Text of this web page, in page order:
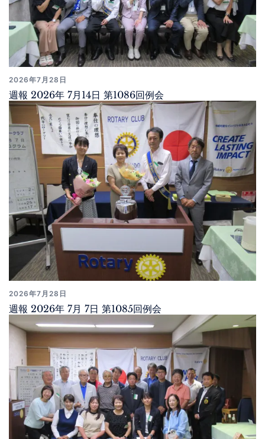
2026年7月28日
週報 2026年 7月14日 第1086回例会
2026年7月28日
週報 2026年 7月 7日 第1085回例会